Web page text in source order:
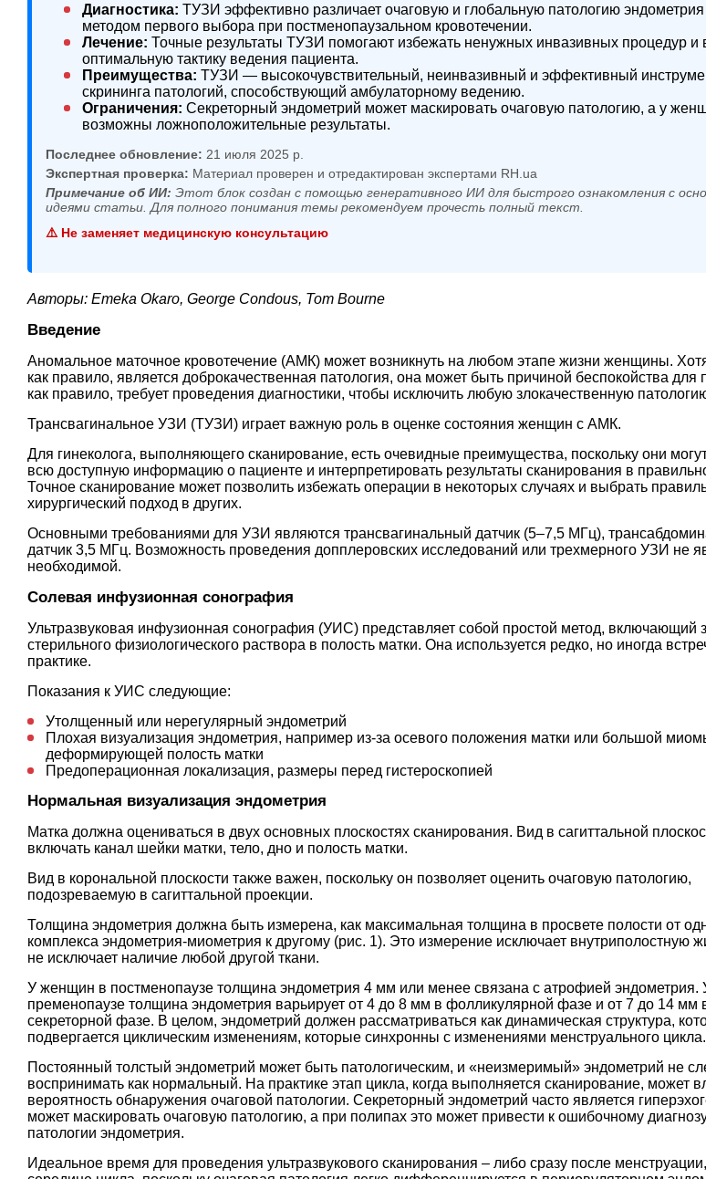
Диагностика: ТУЗИ эффективно различает очаговую и глобальную патологию эндометрия
методом первого выбора при постменопаузальном кровотечении.
Лечение: Точные результаты ТУЗИ помогают избежать ненужных инвазивных процедур и
оптимальную тактику ведения пациента.
Преимущества: ТУЗИ — высокочувствительный, неинвазивный и эффективный
скрининга патологий, способствующий амбулаторному ведению.
Ограничения: Секреторный эндометрий может маскировать очаговую патологию, а у
возможны ложноположительные результаты.
Последнее обновление: 21 июля 2025 р.
Экспертная проверка: Материал проверен и отредактирован экспертами RH.ua
Примечание об ИИ: Этот блок создан с помощью генеративного ИИ для быстрого ознакомления с
идеями статьи. Для полного понимания темы рекомендуем прочесть полный текст.
⚠️ Не заменяет медицинскую консультацию
Авторы: Emeka Okaro, George Condous, Tom Bourne
Введение
Аномальное маточное кровотечение (АМК) может возникнуть на любом этапе жизни женщины.
как правило, является доброкачественная патология, она может быть причиной беспокойства для
как правило, требует проведения диагностики, чтобы исключить любую злокачественную
Трансвагинальное УЗИ (ТУЗИ) играет важную роль в оценке состояния женщин с АМК.
Для гинеколога, выполняющего сканирование, есть очевидные преимущества, поскольку они
всю доступную информацию о пациенте и интерпретировать результаты сканирования в
Точное сканирование может позволить избежать операции в некоторых случаях и выбрать
хирургический подход в других.
Основными требованиями для УЗИ являются трансвагинальный датчик (5–7,5 МГц),
датчик 3,5 МГц. Возможность проведения допплеровских исследований или трехмерного УЗИ не
необходимой.
Солевая инфузионная сонография
Ультразвуковая инфузионная сонография (УИС) представляет собой простой метод, включающий
стерильного физиологического раствора в полость матки. Она используется редко, но иногда
практике.
Показания к УИС следующие:
Утолщенный или нерегулярный эндометрий
Плохая визуализация эндометрия, например из-за осевого положения матки или большой
деформирующей полость матки
Предоперационная локализация, размеры перед гистероскопией
Нормальная визуализация эндометрия
Матка должна оцениваться в двух основных плоскостях сканирования. Вид в сагиттальной
включать канал шейки матки, тело, дно и полость матки.
Вид в корональной плоскости также важен, поскольку он позволяет оценить очаговую патологию,
подозреваемую в сагиттальной проекции.
Толщина эндометрия должна быть измерена, как максимальная толщина в просвете полости от
комплекса эндометрия-миометрия к другому (рис. 1). Это измерение исключает внутриполостную
не исключает наличие любой другой ткани.
У женщин в постменопаузе толщина эндометрия 4 мм или менее связана с атрофией
пременопаузе толщина эндометрия варьирует от 4 до 8 мм в фолликулярной фазе и от 7 до 14 мм
секреторной фазе. В целом, эндометрий должен рассматриваться как динамическая структура,
подвергается циклическим изменениям, которые синхронны с изменениями менструального цикла.
Постоянный толстый эндометрий может быть патологическим, и «неизмеримый» эндометрий не
воспринимать как нормальный. На практике этап цикла, когда выполняется сканирование, может
вероятность обнаружения очаговой патологии. Секреторный эндометрий часто является
может маскировать очаговую патологию, а при полипах это может привести к ошибочному
патологии эндометрия.
Идеальное время для проведения ультразвукового сканирования – либо сразу после